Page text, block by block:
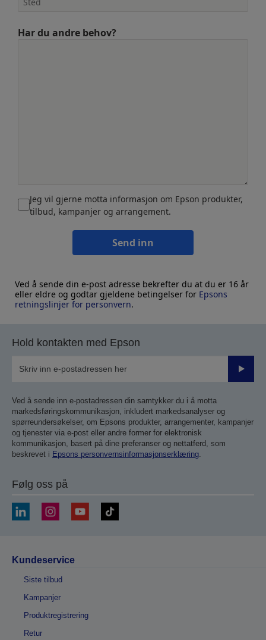
Har du andre behov?
Jeg vil gjerne motta informasjon om Epson produkter,
tilbud, kampanjer og arrangement.
Send inn
Ved å sende din e-post adresse bekrefter du at du er 16 år
eller eldre og godtar gjeldene betingelser for Epsons
retningslinjer for personvern.
Hold kontakten med Epson
Send
Ved å sende inn e-postadressen din samtykker du i å motta
markedsføringskommunikasjon, inkludert markedsanalyser og
spørreundersøkelser, om Epsons produkter, arrangementer, kampanjer
og tjenester via e-post eller andre former for elektronisk
kommunikasjon, basert på dine preferanser og nettatferd, som
beskrevet i Epsons personvernsinformasjonserklæring.
Følg oss på
Kundeservice
Siste tilbud
Kampanjer
Produktregistrering
Retur